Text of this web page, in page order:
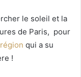
le soleil et la
de Paris, pour
qui a su
!